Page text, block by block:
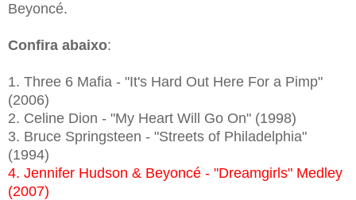
Beyoncé.
Confira abaixo:
1. Three 6 Mafia - "It's Hard Out Here For a Pimp"
(2006)
2. Celine Dion - "My Heart Will Go On" (1998)
3. Bruce Springsteen - "Streets of Philadelphia"
(1994)
4. Jennifer Hudson & Beyoncé - "Dreamgirls" Medley
(2007)